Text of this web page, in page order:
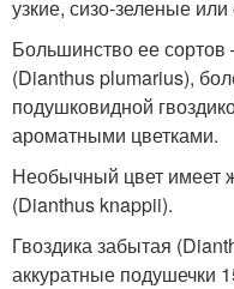
узкие, сизо-зеленые
Большинство ее сортов
(Dianthus plumarius),
подушковидной
ароматными цветками.
Необычный цвет имеет
(Dianthus knappii).
Гвоздика забытая
аккуратные подушечки